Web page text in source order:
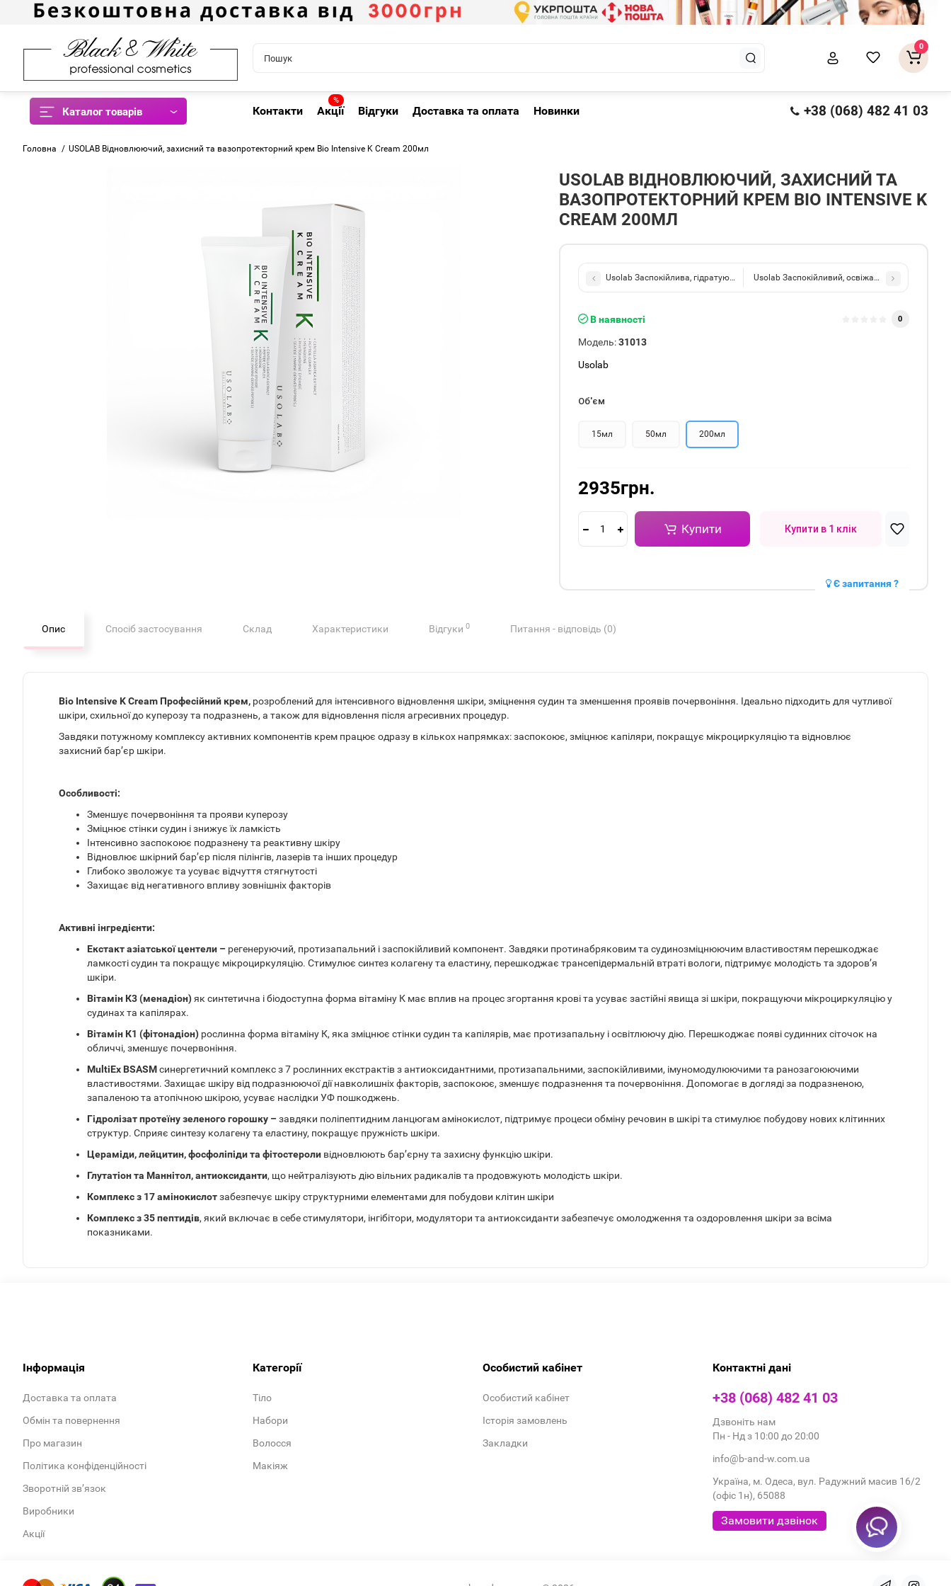
0
Каталог товарів Контакти
%
Акції Відгуки Доставка та оплата Новинки +38 (068) 482 41 03
Головна USOLAB Відновлюючий, захисний та вазопротекторний крем Bio Intensive K Cream 200мл
USOLAB ВІДНОВЛЮЮЧИЙ, ЗАХИСНИЙ ТА
ВАЗОПРОТЕКТОРНИЙ КРЕМ BIO INTENSIVE K
CREAM 200МЛ
Usolab Заспокійлива, гідратуюча та протинабрякова сироватка Bio Relief Water
Usolab Заспокійливий, освіжаючий та
В наявності 0
Модель: 31013
Usolab
Об'єм
15мл 50мл 200мл
2935грн.
Купити Купити в 1 клік
Є запитання ?
Опис Спосіб застосування Склад Характеристики Відгуки 0 Питання - відповідь (0)
Bio Intensive K Cream Професійний крем, розроблений для інтенсивного відновлення шкіри, зміцнення судин та зменшення проявів почервоніння. Ідеально підходить для чутливої
шкіри, схильної до куперозу та подразнень, а також для відновлення після агресивних процедур.
Завдяки потужному комплексу активних компонентів крем працює одразу в кількох напрямках: заспокоює, зміцнює капіляри, покращує мікроциркуляцію та відновлює
захисний бар’єр шкіри.
Особливості:
Зменшує почервоніння та прояви куперозу
Зміцнює стінки судин і знижує їх ламкість
Інтенсивно заспокоює подразнену та реактивну шкіру
Відновлює шкірний бар’єр після пілінгів, лазерів та інших процедур
Глибоко зволожує та усуває відчуття стягнутості
Захищає від негативного впливу зовнішніх факторів
Активні інгредієнти:
Екстакт азіатської центели – регенеруючий, протизапальний і заспокійливий компонент. Завдяки протинабряковим та судинозміцнюючим властивостям перешкоджає
ламкості судин та покращує мікроциркуляцію. Стимулює синтез колагену та еластину, перешкоджає трансепідермальній втраті вологи, підтримує молодість та здоров’я
шкіри.
Вітамін К3 (менадіон)як синтетична і біодоступна форма вітаміну К має вплив на процес згортання крові та усуває застійні явища зі шкіри, покращуючи мікроциркуляцію у
судинах та капілярах.
Вітамін К1 (фітонадіон) рослинна форма вітаміну К, яка зміцнює стінки судин та капілярів, має протизапальну і освітлюючу дію. Перешкоджає появі судинних сіточок на
обличчі, зменшує почервоніння.
MultiEx BSASMсинергетичний комплекс з 7 рослинних екстрактів з антиоксидантними, протизапальними, заспокійливими, імуномодулюючими та ранозагоюючими
властивостями. Захищає шкіру від подразнюючої дії навколишніх факторів, заспокоює, зменшує подразнення та почервоніння. Допомогає в догляді за подразненою,
запаленою та атопічною шкірою, усуває наслідки УФ пошкоджень.
Гідролізат протеїну зеленого горошку – завдяки поліпептидним ланцюгам амінокислот, підтримує процеси обміну речовин в шкірі та стимулює побудову нових клітинних
структур. Сприяє синтезу колагену та еластину, покращує пружність шкіри.
Цераміди, лейцитин, фосфоліпіди та фітостероли відновлюють бар’єрну та захисну функцію шкіри.
Глутатіон та Маннітол, антиоксиданти, що нейтралізують дію вільних радикалів та продовжують молодість шкіри.
Комплекс з 17 амінокислотзабезпечує шкіру структурними елементами для побудови клітин шкіри
Комплекс з 35 пептидів, який включає в себе стимулятори, інгібітори, модулятори та антиоксиданти забезпечує омолодження та оздоровлення шкіри за всіма
показниками.
Контактні дані
+38 (068) 482 41 03
Дзвоніть нам
Пн - Нд з 10:00 до 20:00
info@b-and-w.com.ua
Україна, м. Одеса, вул. Радужний масив 16/2
(офіс 1н), 65088
Замовити дзвінок
Інформація
Доставка та оплата
Обмін та повернення
Про магазин
Політика конфіденційності
Зворотній зв’язок
Виробники
Акції
Категорії
Тіло
Набори
Волосся
Макіяж
Особистий кабінет
Особистий кабінет
Історія замовлень
Закладки